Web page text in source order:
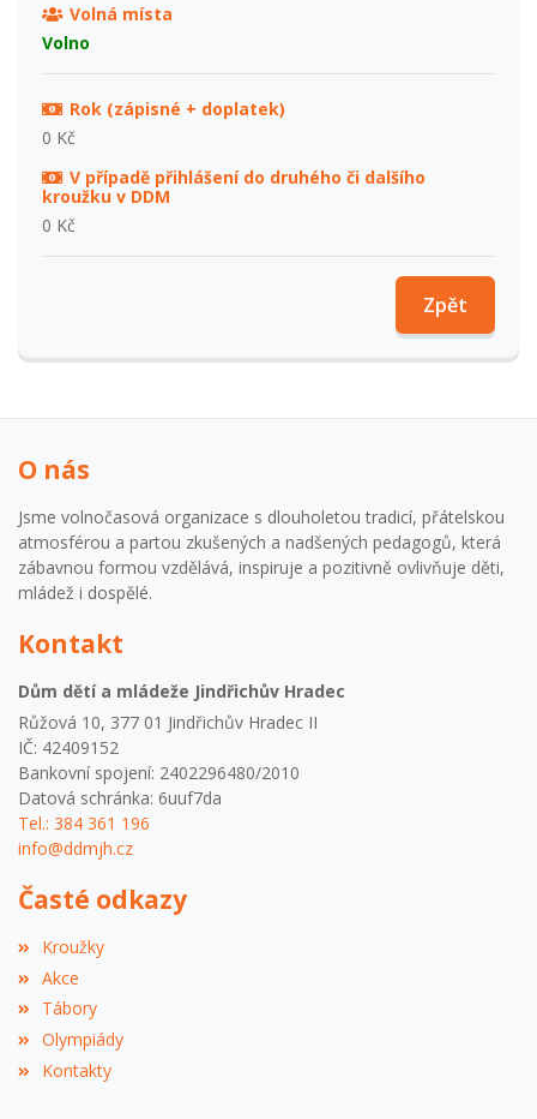
Volná místa
Volno
Rok (zápisné + doplatek)
0 Kč
V případě přihlášení do druhého či dalšího
kroužku v DDM
0 Kč
Zpět
O nás
Jsme volnočasová organizace s dlouholetou tradicí, přátelskou
atmosférou a partou zkušených a nadšených pedagogů, která
zábavnou formou vzdělává, inspiruje a pozitivně ovlivňuje děti,
mládež i dospělé.
Kontakt
Dům dětí a mládeže Jindřichův Hradec
Růžová 10, 377 01 Jindřichův Hradec II
IČ: 42409152
Bankovní spojení: 2402296480/2010
Datová schránka: 6uuf7da
Tel.: 384 361 196
info@ddmjh.cz
Časté odkazy
Kroužky
Akce
Tábory
Olympiády
Kontakty